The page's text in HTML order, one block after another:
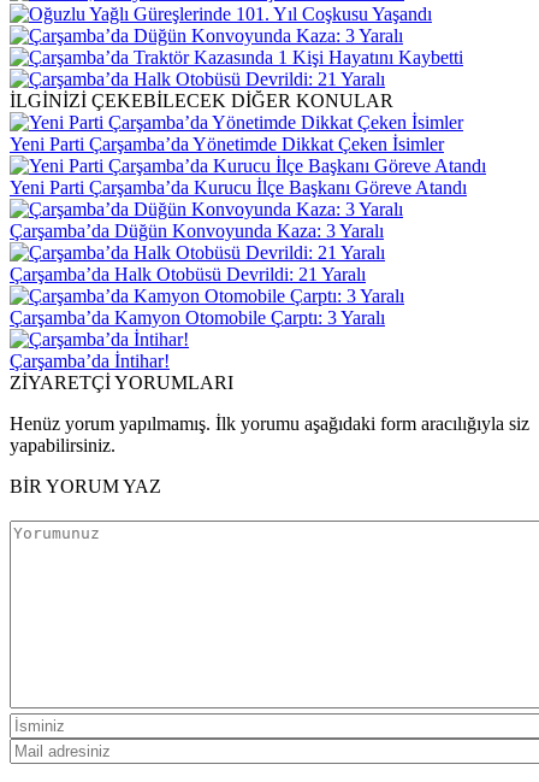
İLGİNİZİ ÇEKEBİLECEK DİĞER KONULAR
Yeni Parti Çarşamba’da Yönetimde Dikkat Çeken İsimler
Yeni Parti Çarşamba’da Kurucu İlçe Başkanı Göreve Atandı
Çarşamba’da Düğün Konvoyunda Kaza: 3 Yaralı
Çarşamba’da Halk Otobüsü Devrildi: 21 Yaralı
Çarşamba’da Kamyon Otomobile Çarptı: 3 Yaralı
Çarşamba’da İntihar!
ZİYARETÇİ YORUMLARI
Henüz yorum yapılmamış. İlk yorumu aşağıdaki form aracılığıyla siz
yapabilirsiniz.
BİR YORUM YAZ